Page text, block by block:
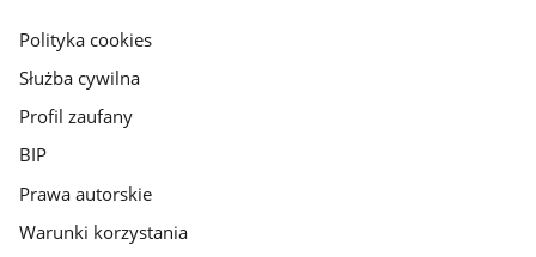
gov.pl
Polityka cookies
Służba cywilna
Profil zaufany
BIP
Prawa autorskie
Warunki korzystania